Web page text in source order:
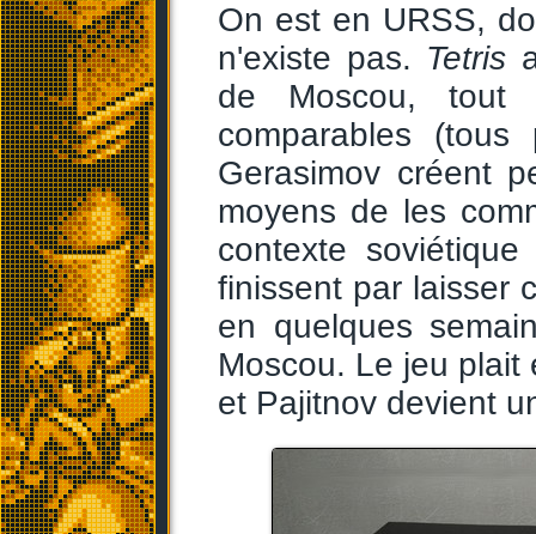
On est en URSS,
n'existe pas. Tetris
de Moscou, tout
comparables
Gerasimov créent
moyens de les
contexte
finissent par laisser
en quelques
Moscou. Le jeu plait
et Pajitnov devient